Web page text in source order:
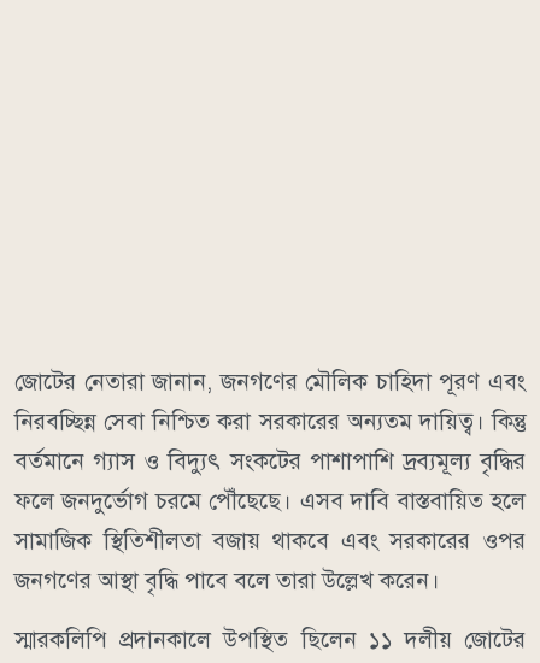
জোটের নেতারা জানান, জনগণের মৌলিক চাহিদা পূরণ এবং
নিরবচ্ছিন্ন সেবা নিশ্চিত করা সরকারের অন্যতম দায়িত্ব। কিন্তু
বর্তমানে গ্যাস ও বিদ্যুৎ সংকটের পাশাপাশি দ্রব্যমূল্য বৃদ্ধির
ফলে জনদুর্ভোগ চরমে পৌঁছেছে। এসব দাবি বাস্তবায়িত হলে
সামাজিক স্থিতিশীলতা বজায় থাকবে এবং সরকারের ওপর
জনগণের আস্থা বৃদ্ধি পাবে বলে তারা উল্লেখ করেন।
স্মারকলিপি প্রদানকালে উপস্থিত ছিলেন ১১ দলীয় জোটের